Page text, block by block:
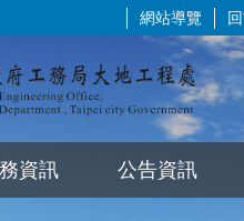
網站導覽
資訊 公告資訊